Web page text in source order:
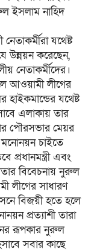
ইসলাম নাহিদ
যথেষ্ট
উন্নয়ন করেছেন,
নেতাকর্মীদের।
আওয়ামী লীগের
যথেষ্ট
এলাকায় তার
পৌরসভার মেয়র
চাইতে
প্রধানমন্ত্রী এবং
বিবেচনায় নুরুল
লীগের সাধারণ
বিজয়ী হতে হলে
প্রত্যাশী তারা
রূপকার নুরুল
সবার কাছে